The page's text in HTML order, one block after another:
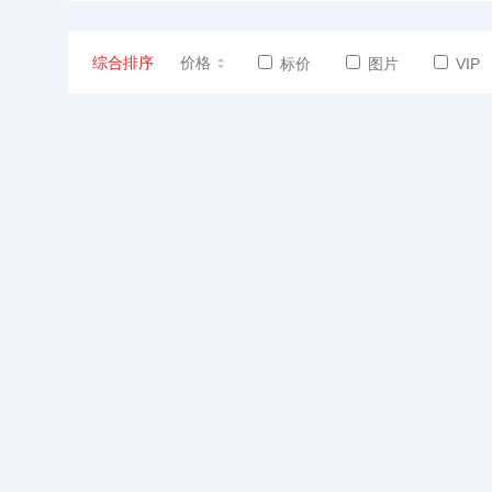
综合排序 价格 标价 图片 VIP